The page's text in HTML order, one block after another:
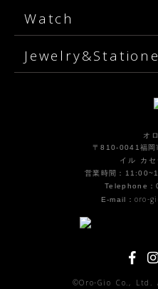
Watch
オ
〒810-0041福岡
イル カセ
営業時間：
Telephone
E-mail： oro-
©Oro-Gio Co., Ltd.